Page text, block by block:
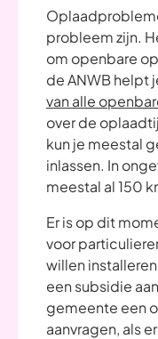
probleem zijn.
om openbare
de ANWB helpt
van alle
over de
kun je meestal
inlassen. In
meestal al 150
Er is op dit
voor
willen
een subsidie
gemeente een
aanvragen, als